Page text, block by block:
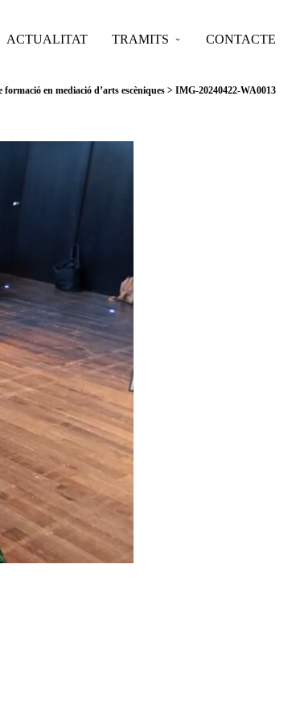
formació en mediació d’arts escèniques > IMG-20240422-WA0013
ACTUALITAT TRAMITS CONTACTE